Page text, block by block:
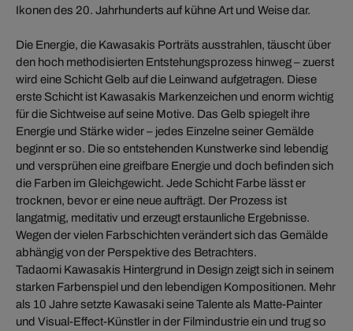
Ikonen des 20. Jahrhunderts auf kühne Art und Weise dar.
Die Energie, die Kawasakis Porträts ausstrahlen, täuscht über
den hoch methodisierten Entstehungsprozess hinweg – zuerst
wird eine Schicht Gelb auf die Leinwand aufgetragen. Diese
erste Schicht ist Kawasakis Markenzeichen und enorm wichtig
für die Sichtweise auf seine Motive. Das Gelb spiegelt ihre
Energie und Stärke wider – jedes Einzelne seiner Gemälde
beginnt er so. Die so entstehenden Kunstwerke sind lebendig
und versprühen eine greifbare Energie und doch befinden sich
die Farben im Gleichgewicht. Jede Schicht Farbe lässt er
trocknen, bevor er eine neue aufträgt. Der Prozess ist
langatmig, meditativ und erzeugt erstaunliche Ergebnisse.
Wegen der vielen Farbschichten verändert sich das Gemälde
abhängig von der Perspektive des Betrachters.
Tadaomi Kawasakis Hintergrund in Design zeigt sich in seinem
starken Farbenspiel und den lebendigen Kompositionen. Mehr
als 10 Jahre setzte Kawasaki seine Talente als Matte-Painter
und Visual-Effect-Künstler in der Filmindustrie ein und trug so